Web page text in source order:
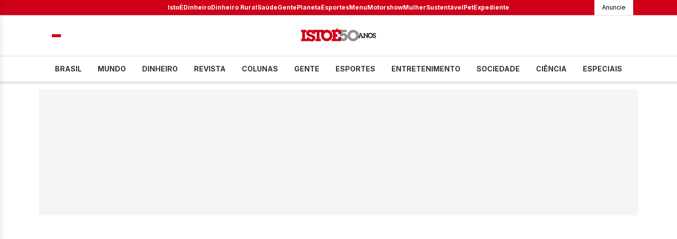
IstoÉDinheiroDinheiro RuralSaúdeGentePlanetaEsportesMenuMotorshowMulherSustentávelPetExpediente Anuncie
BRASIL MUNDO DINHEIRO REVISTA COLUNAS GENTE ESPORTES ENTRETENIMENTO SOCIEDADE CIÊNCIA ESPECIAIS